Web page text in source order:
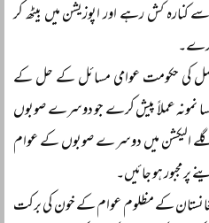
کنارہ کش رہے اور اپوزیشن میں بیٹھ کر
عمل کی حکومت عوامی مسائل کے حل کے
نمونہ عملاً پیش کرے جو دوسرے صوبوں
الیکشن میں دوسرے صوبوں کے عوام
پر مجبور ہو جائیں۔
کے مظلوم عوام کے خون کی برکت